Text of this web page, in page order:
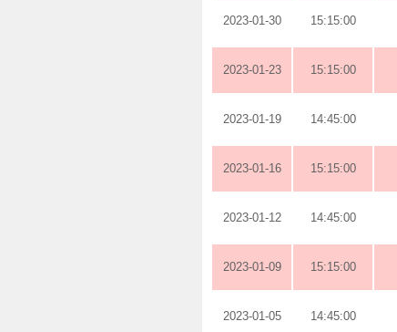
2023-01-30 15:15:00
2023-01-23 15:15:00
2023-01-19 14:45:00
2023-01-16 15:15:00
2023-01-12 14:45:00
2023-01-09 15:15:00
2023-01-05 14:45:00